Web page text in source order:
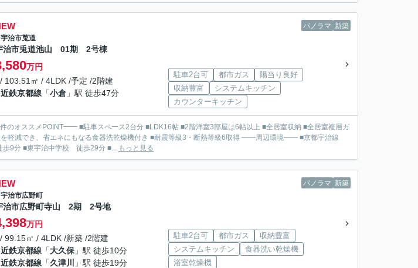
パノラマ 新築
宇治市莵道
治市兎道池山 01期 2号棟
万円
103.51㎡ / 4LDK /予定 /2階建
近鉄京都線 「小倉 」駅 徒歩47分
駐車2台可 都市ガス
陽当り良好
収納豊富
システムキッチン
カウンターキッチン
、省エネにもなる食器洗乾燥機付き ■耐震等級3・断熱等級6取得 ━━周辺環境━━ ■京都宇治線
歩9分 ■東宇治中学校 徒歩29分 ■... もっと見る
パノラマ 新築
宇治市広野町
治市広野町寺山 2期 2号地
万円
99.15㎡ / 4LDK /新築 /2階建
近鉄京都線 「大久保 」駅 徒歩10分
近鉄京都線 「久津川 」駅 徒歩19分
駐車2台可 都市ガス
収納豊富
システムキッチン
食器洗い乾燥機
浴室乾燥機